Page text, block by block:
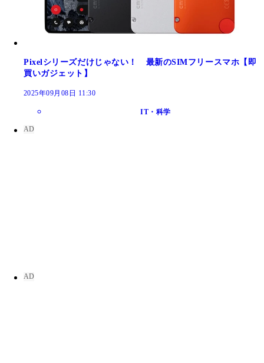
Pixelシリーズだけじゃない！ 最新のSIMフリースマホ【即
買いガジェット】
2025年09月08日 11:30
IT・科学